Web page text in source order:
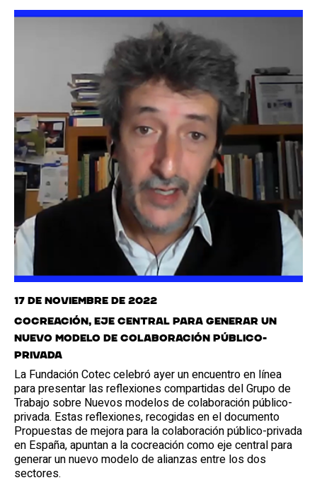
17 de noviembre de 2022
Cocreación, eje central para generar un
nuevo modelo de colaboración público-
privada
La Fundación Cotec celebró ayer un encuentro en línea
para presentar las reflexiones compartidas del Grupo de
Trabajo sobre Nuevos modelos de colaboración público-
privada. Estas reflexiones, recogidas en el documento
Propuestas de mejora para la colaboración público-privada
en España, apuntan a la cocreación como eje central para
generar un nuevo modelo de alianzas entre los dos
sectores.